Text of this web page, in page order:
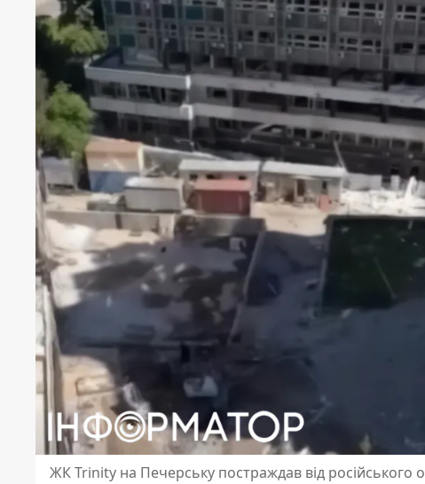
ЖК Trinity на Печерську постраждав від російського